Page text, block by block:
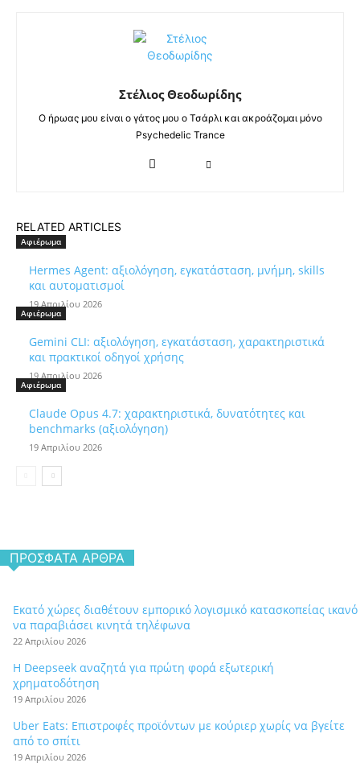
Στέλιος Θεοδωρίδης
Ο ήρωας μου είναι ο γάτος μου ο Τσάρλι και ακροάζομαι μόνο
Psychedelic Trance
RELATED ARTICLES
Αφιέρωμα
Hermes Agent: αξιολόγηση, εγκατάσταση, μνήμη, skills
και αυτοματισμοί
19 Απριλίου 2026
Αφιέρωμα
Gemini CLI: αξιολόγηση, εγκατάσταση, χαρακτηριστικά
και πρακτικοί οδηγοί χρήσης
19 Απριλίου 2026
Αφιέρωμα
Claude Opus 4.7: χαρακτηριστικά, δυνατότητες και
benchmarks (αξιολόγηση)
19 Απριλίου 2026
ΠΡΌΣΦΑΤΑ ΆΡΘΡΑ
Εκατό χώρες διαθέτουν εμπορικό λογισμικό κατασκοπείας ικανό
να παραβιάσει κινητά τηλέφωνα
22 Απριλίου 2026
Η Deepseek αναζητά για πρώτη φορά εξωτερική
χρηματοδότηση
19 Απριλίου 2026
Uber Eats: Επιστροφές προϊόντων με κούριερ χωρίς να βγείτε
από το σπίτι
19 Απριλίου 2026